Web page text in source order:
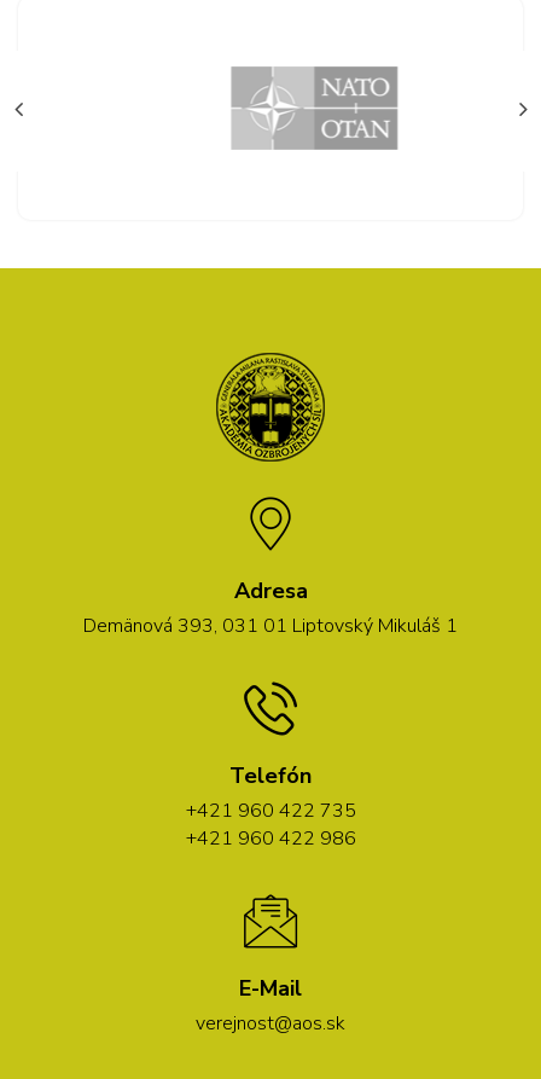
Adresa
Demänová 393, 031 01 Liptovský Mikuláš 1
Telefón
+421 960 422 735
+421 960 422 986
E-Mail
verejnost@aos.sk